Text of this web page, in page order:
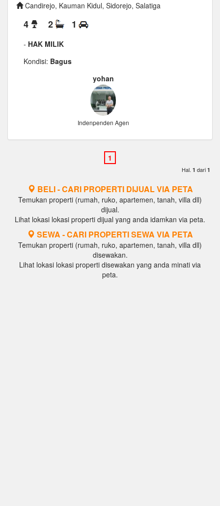
Candirejo, Kauman Kidul, Sidorejo, Salatiga
4 2 1
- HAK MILIK
Kondisi: Bagus
yohan
Indenpenden Agen
Hal. 1 dari 1
BELI - CARI PROPERTI DIJUAL VIA PETA
Temukan properti (rumah, ruko, apartemen, tanah, villa dll)
dijual.
Lihat lokasi lokasi properti dijual yang anda idamkan via peta.
SEWA - CARI PROPERTI SEWA VIA PETA
Temukan properti (rumah, ruko, apartemen, tanah, villa dll)
disewakan.
Lihat lokasi lokasi properti disewakan yang anda minati via
peta.